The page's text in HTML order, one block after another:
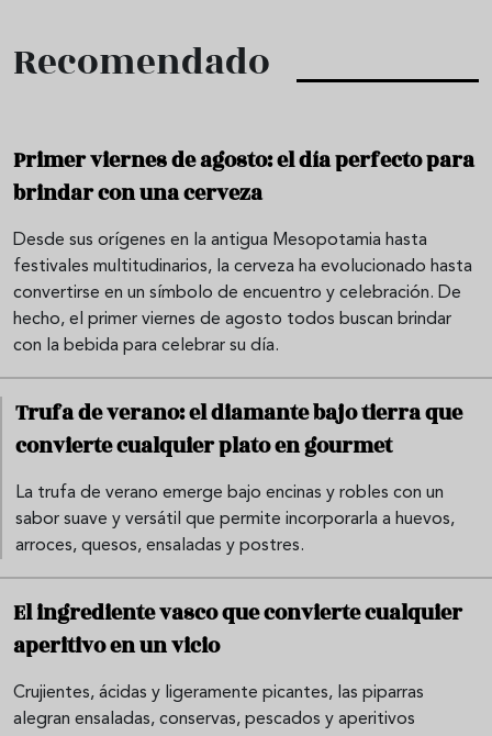
Recomendado
Primer viernes de agosto: el día perfecto para
brindar con una cerveza
Desde sus orígenes en la antigua Mesopotamia hasta
festivales multitudinarios, la cerveza ha evolucionado hasta
convertirse en un símbolo de encuentro y celebración. De
hecho, el primer viernes de agosto todos buscan brindar
con la bebida para celebrar su día.
Trufa de verano: el diamante bajo tierra que
convierte cualquier plato en gourmet
La trufa de verano emerge bajo encinas y robles con un
sabor suave y versátil que permite incorporarla a huevos,
arroces, quesos, ensaladas y postres.
El ingrediente vasco que convierte cualquier
aperitivo en un vicio
Crujientes, ácidas y ligeramente picantes, las piparras
alegran ensaladas, conservas, pescados y aperitivos